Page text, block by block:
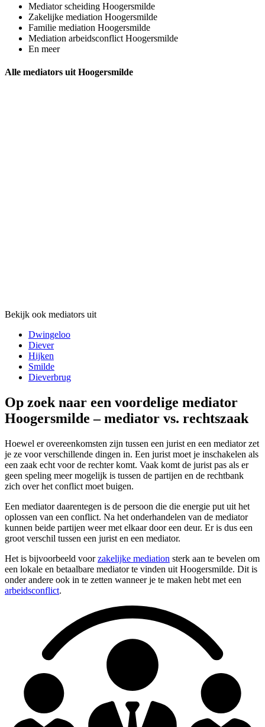
Mediator scheiding Hoogersmilde
Zakelijke mediation Hoogersmilde
Familie mediation Hoogersmilde
Mediation arbeidsconflict Hoogersmilde
En meer
Alle mediators uit Hoogersmilde
Bekijk ook mediators uit
Dwingeloo
Diever
Hijken
Smilde
Dieverbrug
Op zoek naar een voordelige mediator
Hoogersmilde – mediator vs. rechtszaak
Hoewel er overeenkomsten zijn tussen een jurist en een mediator zet
je ze voor verschillende dingen in. Een jurist moet je inschakelen als
een zaak echt voor de rechter komt. Vaak komt de jurist pas als er
geen speling meer mogelijk is tussen de partijen en de rechtbank
zich over het conflict moet buigen.
Een mediator daarentegen is de persoon die die energie put uit het
oplossen van een conflict. Na het onderhandelen van de mediator
kunnen beide partijen weer met elkaar door een deur. Er is dus een
groot verschil tussen een jurist en een mediator.
Het is bijvoorbeeld voorzakelijke mediation sterk aan te bevelen om
een lokale en betaalbare mediator te vinden uit Hoogersmilde. Dit is
onder andere ook in te zetten wanneer je te maken hebt met een
arbeidsconflict.